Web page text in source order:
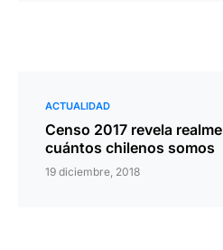
ACTUALIDAD
Censo 2017 revela
cuántos chilenos somos
19 diciembre, 2018